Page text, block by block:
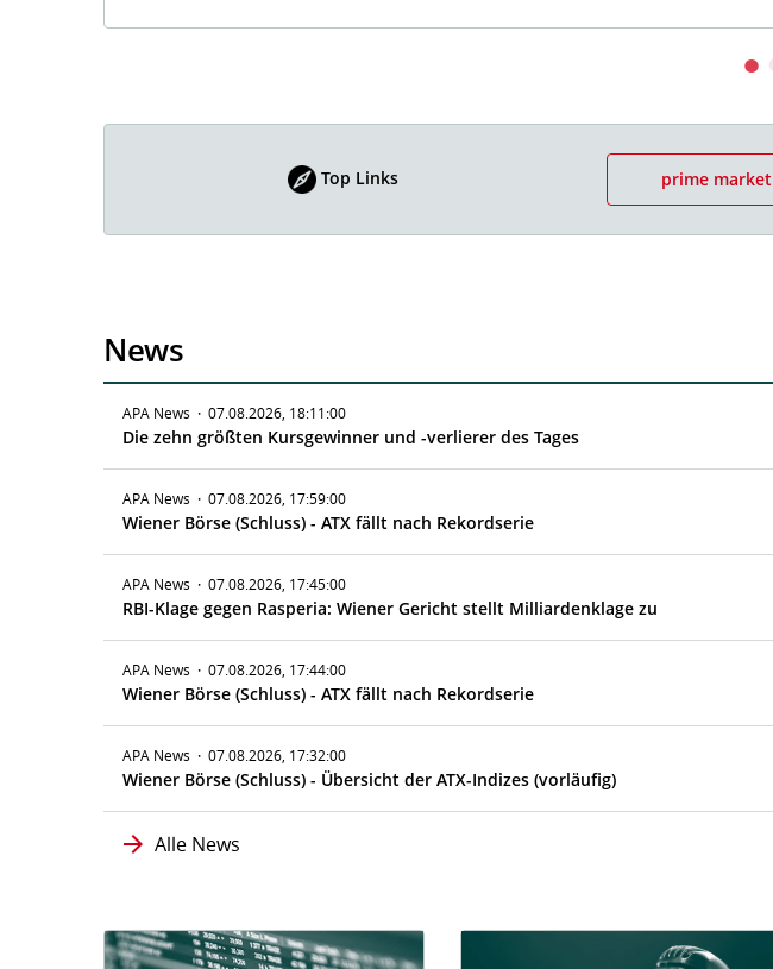
Top Links prime market
News
APA News · 07.08.2026, 18:11:00
Die zehn größten Kursgewinner und -verlierer des Tages
APA News · 07.08.2026, 17:59:00
Wiener Börse (Schluss) - ATX fällt nach Rekordserie
APA News · 07.08.2026, 17:45:00
RBI-Klage gegen Rasperia: Wiener Gericht stellt Milliardenklage zu
APA News · 07.08.2026, 17:44:00
Wiener Börse (Schluss) - ATX fällt nach Rekordserie
APA News · 07.08.2026, 17:32:00
Wiener Börse (Schluss) - Übersicht der ATX-Indizes (vorläufig)
Alle News